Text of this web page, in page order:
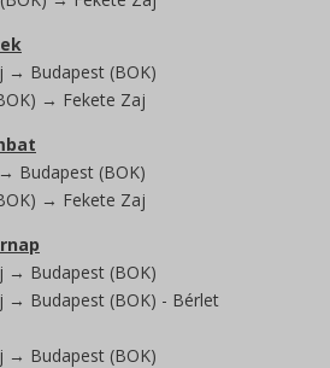
→ Budapest (BOK)
→ Fekete Zaj
Budapest (BOK)
→ Fekete Zaj
→ Budapest (BOK)
→ Budapest (BOK) - Bérlet
→ Budapest (BOK)